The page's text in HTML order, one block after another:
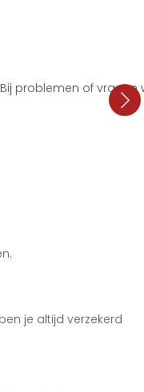
problemen of
je altijd verzekerd